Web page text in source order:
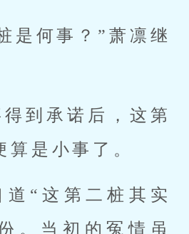
是何事？”萧凛继
到承诺后，这第
算是小事了。
道“这第二桩其实
。当初的冤情虽